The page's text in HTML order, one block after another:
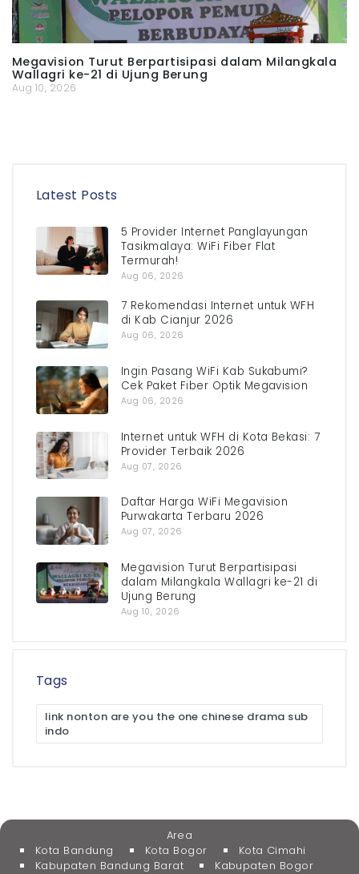
Megavision Turut Berpartisipasi dalam Milangkala
Wallagri ke-21 di Ujung Berung
Aug 10, 2026
Latest Posts
5 Provider Internet Panglayungan
Tasikmalaya: WiFi Fiber Flat
Termurah!
Aug 06, 2026
7 Rekomendasi Internet untuk WFH
di Kab Cianjur 2026
Aug 06, 2026
Ingin Pasang WiFi Kab Sukabumi?
Cek Paket Fiber Optik Megavision
Aug 06, 2026
Internet untuk WFH di Kota Bekasi: 7
Provider Terbaik 2026
Aug 07, 2026
Daftar Harga WiFi Megavision
Purwakarta Terbaru 2026
Aug 07, 2026
Megavision Turut Berpartisipasi
dalam Milangkala Wallagri ke-21 di
Ujung Berung
Aug 10, 2026
Tags
link nonton are you the one chinese drama sub
indo
Area
Kota Bandung
Kota Bogor
Kota Cimahi
Kabupaten Bandung Barat
Kabupaten Bogor